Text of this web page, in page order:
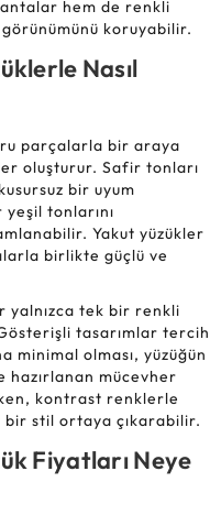
hem de renkli
koruyabilir.
Nasıl
parçalarla bir araya
oluşturur. Safir tonları
bir uyum
tonlarını
Yakut yüzükler
birlikte güçlü ve
yalnızca tek bir renkli
tasarımlar tercih
minimal olması, yüzüğün
hazırlanan mücevher
kontrast renklerle
stil ortaya çıkarabilir.
Fiyatları Neye